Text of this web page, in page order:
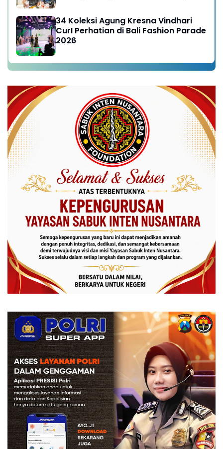
34 Koleksi Agung Kresna Vindhari
CurI Perhatian di Bali Fashion Parade
2026